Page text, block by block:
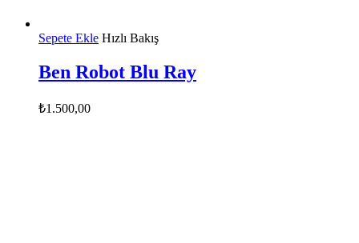
Sepete Ekle Hızlı Bakış
Ben Robot Blu Ray
₺1.500,00